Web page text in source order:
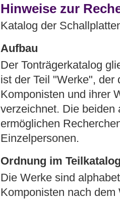
Hinweise zur
Katalog der
Aufbau
Der Tonträgerkatalog
ist der Teil "Werke", der
Komponisten und ihrer
verzeichnet. Die beiden
ermöglichen
Einzelpersonen.
Ordnung im
Die Werke sind
Komponisten nach dem